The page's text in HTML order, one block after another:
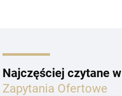
Najczęściej czytane
Zapytania Ofertowe